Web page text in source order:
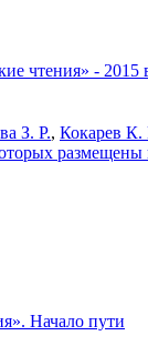
чтения» - 2015
З. Р., Кокарев К.
размещены
Начало пути